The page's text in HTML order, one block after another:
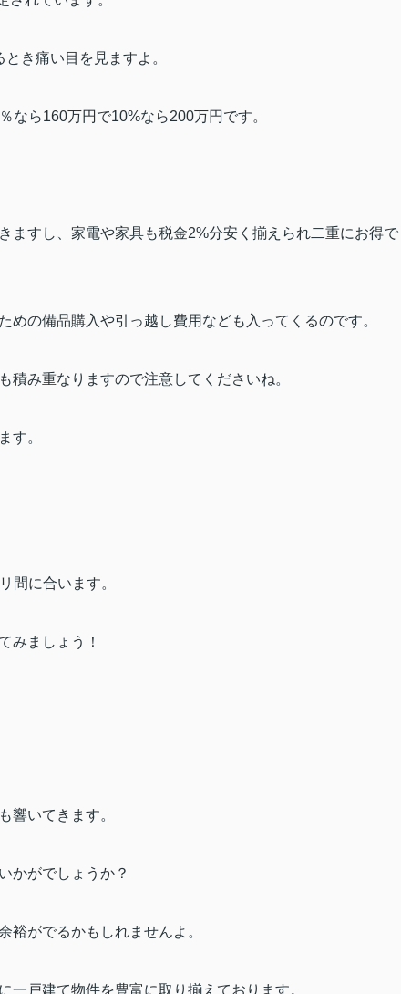
き痛い目を見ますよ。
％なら160万円で10%なら200万円です。
ますし、家電や家具も税金2%分安く揃えられ二重にお得で
の備品購入や引っ越し費用なども入ってくるのです。
積み重なりますので注意してくださいね。
す。
間に合います。
みましょう！
響いてきます。
かがでしょうか？
裕がでるかもしれませんよ。
一戸建て物件を豊富に取り揃えております。